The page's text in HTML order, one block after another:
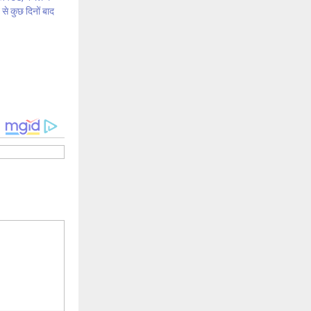
कुछ दिनों बाद